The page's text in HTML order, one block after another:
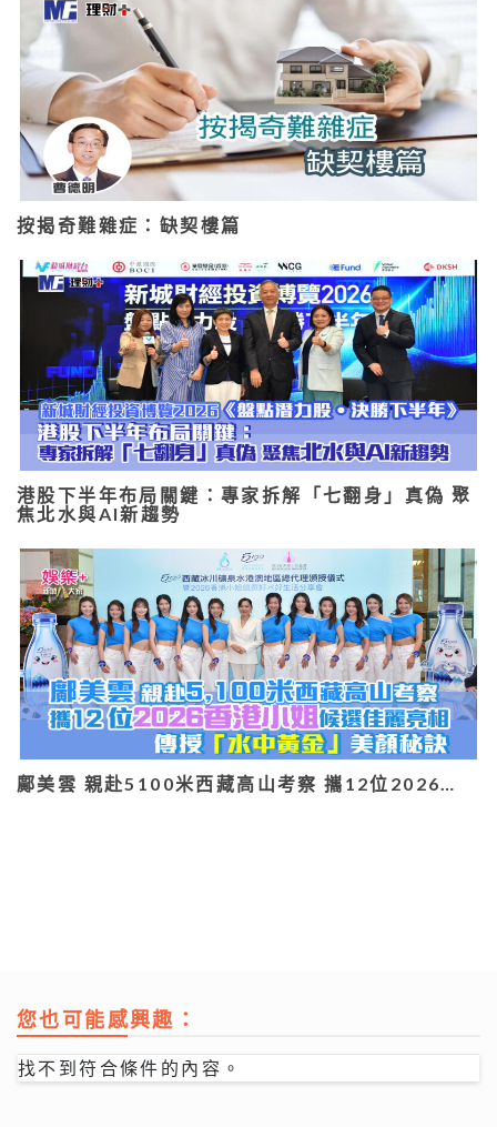
按揭奇難雜症：缺契樓篇
港股下半年布局關鍵：專家拆解「七翻身」真偽 聚
焦北水與AI新趨勢
鄺美雲 親赴5100米西藏高山考察 攜12位2026…
您也可能感興趣：
找不到符合條件的內容。